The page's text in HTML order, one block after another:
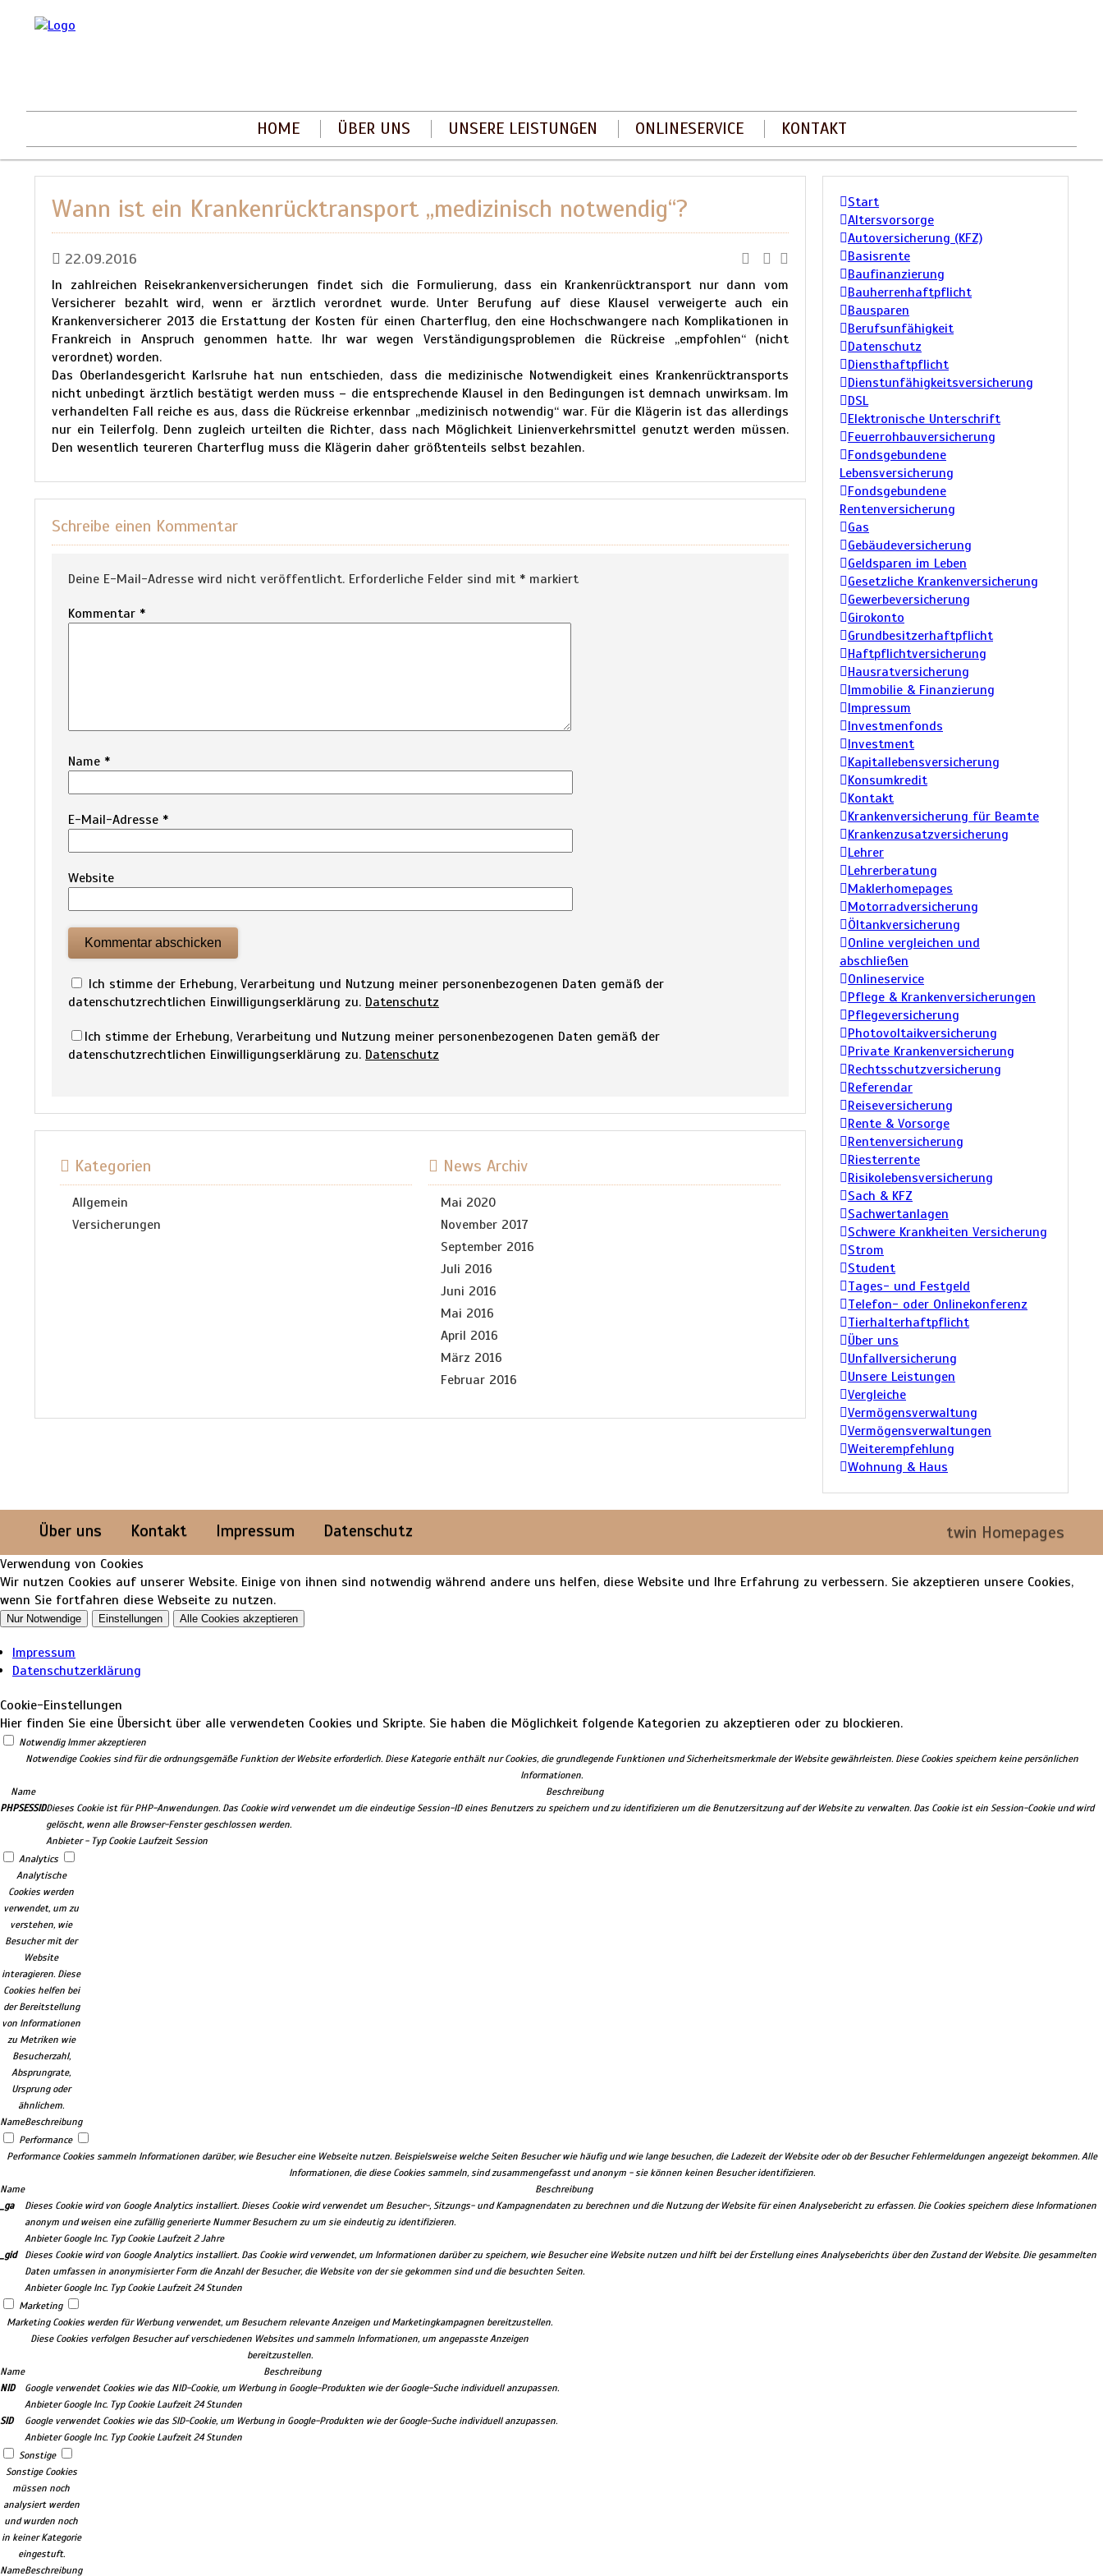
HOME ÜBER UNS UNSERE LEISTUNGEN ONLINESERVICE KONTAKT
Start
Altersvorsorge
Autoversicherung (KFZ)
Basisrente
Baufinanzierung
Bauherrenhaftpflicht
Bausparen
Berufsunfähigkeit
Datenschutz
Diensthaftpflicht
Dienstunfähigkeitsversicherung
DSL
Elektronische Unterschrift
Feuerrohbauversicherung
Fondsgebundene
Lebensversicherung
Fondsgebundene
Rentenversicherung
Gas
Gebäudeversicherung
Geldsparen im Leben
Gesetzliche Krankenversicherung
Gewerbeversicherung
Girokonto
Grundbesitzerhaftpflicht
Haftpflichtversicherung
Hausratversicherung
Immobilie & Finanzierung
Impressum
Investmenfonds
Investment
Kapitallebensversicherung
Konsumkredit
Kontakt
Krankenversicherung für Beamte
Krankenzusatzversicherung
Lehrer
Lehrerberatung
Maklerhomepages
Motorradversicherung
Öltankversicherung
Online vergleichen und
abschließen
Onlineservice
Pflege & Krankenversicherungen
Pflegeversicherung
Photovoltaikversicherung
Private Krankenversicherung
Rechtsschutzversicherung
Referendar
Reiseversicherung
Rente & Vorsorge
Rentenversicherung
Riesterrente
Risikolebensversicherung
Sach & KFZ
Sachwertanlagen
Schwere Krankheiten Versicherung
Strom
Student
Tages- und Festgeld
Telefon- oder Onlinekonferenz
Tierhalterhaftpflicht
Über uns
Unfallversicherung
Unsere Leistungen
Vergleiche
Vermögensverwaltung
Vermögensverwaltungen
Weiterempfehlung
Wohnung & Haus
Wann ist ein Krankenrücktransport „medizinisch notwendig“?
22.09.2016
In zahlreichen Reisekrankenversicherungen findet sich die Formulierung, dass ein Krankenrücktransport nur dann vom
Versicherer bezahlt wird, wenn er ärztlich verordnet wurde. Unter Berufung auf diese Klausel verweigerte auch ein
Krankenversicherer 2013 die Erstattung der Kosten für einen Charterflug, den eine Hochschwangere nach Komplikationen in
Frankreich in Anspruch genommen hatte. Ihr war wegen Verständigungsproblemen die Rückreise „empfohlen“ (nicht
verordnet) worden.
Das Oberlandesgericht Karlsruhe hat nun entschieden, dass die medizinische Notwendigkeit eines Krankenrücktransports
nicht unbedingt ärztlich bestätigt werden muss – die entsprechende Klausel in den Bedingungen ist demnach unwirksam. Im
verhandelten Fall reiche es aus, dass die Rückreise erkennbar „medizinisch notwendig“ war. Für die Klägerin ist das allerdings
nur ein Teilerfolg. Denn zugleich urteilten die Richter, dass nach Möglichkeit Linienverkehrsmittel genutzt werden müssen.
Den wesentlich teureren Charterflug muss die Klägerin daher größtenteils selbst bezahlen.
Schreibe einen Kommentar
Deine E-Mail-Adresse wird nicht veröffentlicht. Erforderliche Felder sind mit * markiert
Kommentar *
Name *
E-Mail-Adresse *
Website
Ich stimme der Erhebung, Verarbeitung und Nutzung meiner personenbezogenen Daten gemäß der
datenschutzrechtlichen Einwilligungserklärung zu. Datenschutz
Ich stimme der Erhebung, Verarbeitung und Nutzung meiner personenbezogenen Daten gemäß der
datenschutzrechtlichen Einwilligungserklärung zu. Datenschutz
Kategorien
Allgemein
Versicherungen
News Archiv
Mai 2020
November 2017
September 2016
Juli 2016
Juni 2016
Mai 2016
April 2016
März 2016
Februar 2016
Über uns Kontakt Impressum Datenschutz twin Homepages
Verwendung von Cookies
Wir nutzen Cookies auf unserer Website. Einige von ihnen sind notwendig während andere uns helfen, diese Website und Ihre Erfahrung zu verbessern. Sie akzeptieren unsere Cookies,
wenn Sie fortfahren diese Webseite zu nutzen.
Nur Notwendige Einstellungen Alle Cookies akzeptieren
Impressum
Datenschutzerklärung
Cookie-Einstellungen
Hier finden Sie eine Übersicht über alle verwendeten Cookies und Skripte. Sie haben die Möglichkeit folgende Kategorien zu akzeptieren oder zu blockieren.
Notwendig Immer akzeptieren
Notwendige Cookies sind für die ordnungsgemäße Funktion der Website erforderlich. Diese Kategorie enthält nur Cookies, die grundlegende Funktionen und Sicherheitsmerkmale der Website gewährleisten. Diese Cookies speichern keine persönlichen
Informationen.
Name
Beschreibung
PHPSESSIDDieses Cookie ist für PHP-Anwendungen. Das Cookie wird verwendet um die eindeutige Session-ID eines Benutzers zu speichern und zu identifizieren um die Benutzersitzung auf der Website zu verwalten. Das Cookie ist ein Session-Cookie und wird
gelöscht, wenn alle Browser-Fenster geschlossen werden.
Anbieter - Typ Cookie Laufzeit Session
Analytics
Analytische
Cookies werden
verwendet, um zu
verstehen, wie
Besucher mit der
Website
interagieren. Diese
Cookies helfen bei
der Bereitstellung
von Informationen
zu Metriken wie
Besucherzahl,
Absprungrate,
Ursprung oder
ähnlichem.
NameBeschreibung
Performance
Performance Cookies sammeln Informationen darüber, wie Besucher eine Webseite nutzen. Beispielsweise welche Seiten Besucher wie häufig und wie lange besuchen, die Ladezeit der Website oder ob der Besucher Fehlermeldungen angezeigt bekommen. Alle
Informationen, die diese Cookies sammeln, sind zusammengefasst und anonym - sie können keinen Besucher identifizieren.
Name
Beschreibung
_ga
Dieses Cookie wird von Google Analytics installiert. Dieses Cookie wird verwendet um Besucher-, Sitzungs- und Kampagnendaten zu berechnen und die Nutzung der Website für einen Analysebericht zu erfassen. Die Cookies speichern diese Informationen
anonym und weisen eine zufällig generierte Nummer Besuchern zu um sie eindeutig zu identifizieren.
Anbieter Google Inc. Typ Cookie Laufzeit 2 Jahre
_gid
Dieses Cookie wird von Google Analytics installiert. Das Cookie wird verwendet, um Informationen darüber zu speichern, wie Besucher eine Website nutzen und hilft bei der Erstellung eines Analyseberichts über den Zustand der Website. Die gesammelten
Daten umfassen in anonymisierter Form die Anzahl der Besucher, die Website von der sie gekommen sind und die besuchten Seiten.
Anbieter Google Inc. Typ Cookie Laufzeit 24 Stunden
Marketing
Marketing Cookies werden für Werbung verwendet, um Besuchern relevante Anzeigen und Marketingkampagnen bereitzustellen.
Diese Cookies verfolgen Besucher auf verschiedenen Websites und sammeln Informationen, um angepasste Anzeigen
bereitzustellen.
Name
Beschreibung
NID
Google verwendet Cookies wie das NID-Cookie, um Werbung in Google-Produkten wie der Google-Suche individuell anzupassen.
Anbieter Google Inc. Typ Cookie Laufzeit 24 Stunden
SID
Google verwendet Cookies wie das SID-Cookie, um Werbung in Google-Produkten wie der Google-Suche individuell anzupassen.
Anbieter Google Inc. Typ Cookie Laufzeit 24 Stunden
Sonstige
Sonstige Cookies
müssen noch
analysiert werden
und wurden noch
in keiner Kategorie
eingestuft.
NameBeschreibung